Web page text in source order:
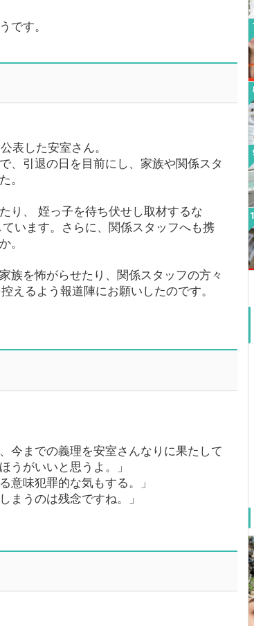
です。
表した安室さん。
、引退の日を目前にし、家族や関係スタ
。
り、 姪っ子を待ち伏せし取材するな
います。さらに、関係スタッフへも携
。
族を怖がらせたり、関係スタッフの方々
えるよう報道陣にお願いしたのです。
今までの義理を安室さんなりに果たして
うがいいと思うよ。」
意味犯罪的な気もする。」
まうのは残念ですね。」